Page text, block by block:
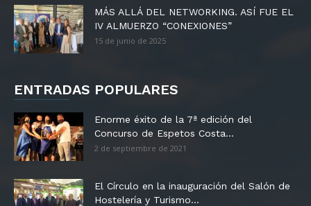
MÁS ALLÁ DEL NETWORKING. ASÍ FUE EL
IV ALMUERZO “CONEXIONES”
15 de junio de 2025
ENTRADAS POPULARES
Enorme éxito de la 7ª edición del
Concurso de Espetos Costa...
2 de septiembre de 2021
El Círculo en la inauguración del Salón de
Hostelería y Turismo...